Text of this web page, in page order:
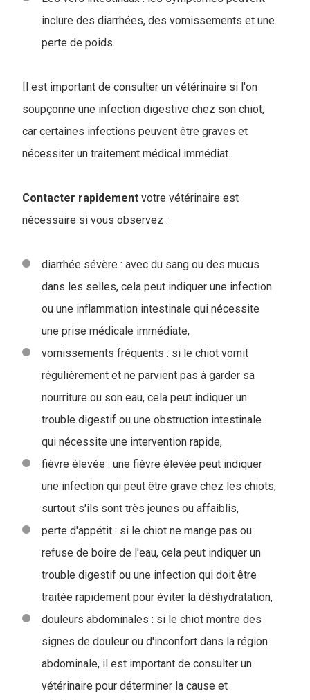
inclure des diarrhées, des vomissements et une
perte de poids.
Il est important de consulter un vétérinaire si l'on
soupçonne une infection digestive chez son chiot,
car certaines infections peuvent être graves et
nécessiter un traitement médical immédiat.
Contacter rapidement votre vétérinaire est
nécessaire si vous observez :
diarrhée sévère : avec du sang ou des mucus
dans les selles, cela peut indiquer une infection
ou une inflammation intestinale qui nécessite
une prise médicale immédiate,
vomissements fréquents : si le chiot vomit
régulièrement et ne parvient pas à garder sa
nourriture ou son eau, cela peut indiquer un
trouble digestif ou une obstruction intestinale
qui nécessite une intervention rapide,
fièvre élevée : une fièvre élevée peut indiquer
une infection qui peut être grave chez les chiots,
surtout s'ils sont très jeunes ou affaiblis,
perte d'appétit : si le chiot ne mange pas ou
refuse de boire de l'eau, cela peut indiquer un
trouble digestif ou une infection qui doit être
traitée rapidement pour éviter la déshydratation,
douleurs abdominales : si le chiot montre des
signes de douleur ou d'inconfort dans la région
abdominale, il est important de consulter un
vétérinaire pour déterminer la cause et